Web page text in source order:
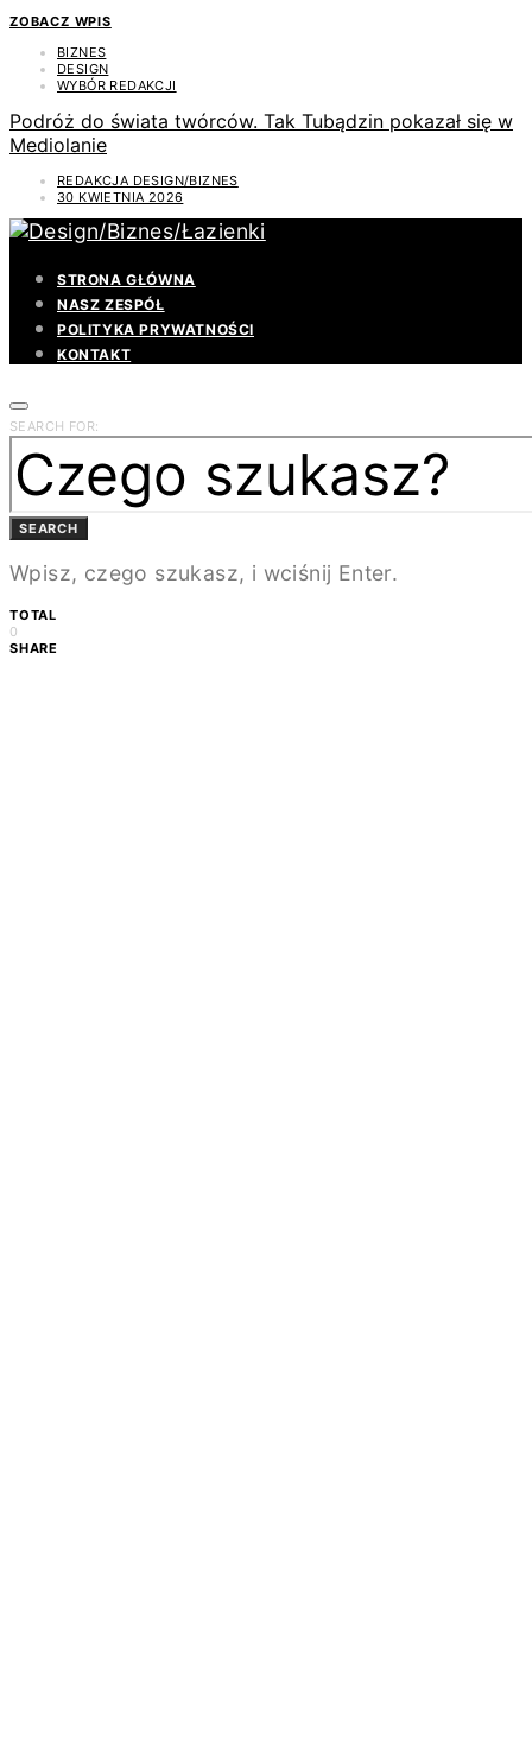
ZOBACZ WPIS
BIZNES
DESIGN
WYBÓR REDAKCJI
Podróż do świata twórców. Tak Tubądzin pokazał się w
Mediolanie
REDAKCJA DESIGN/BIZNES
30 KWIETNIA 2026
STRONA GŁÓWNA
NASZ ZESPÓŁ
POLITYKA PRYWATNOŚCI
KONTAKT
SEARCH FOR:
SEARCH
Wpisz, czego szukasz, i wciśnij Enter.
TOTAL
0
SHARE